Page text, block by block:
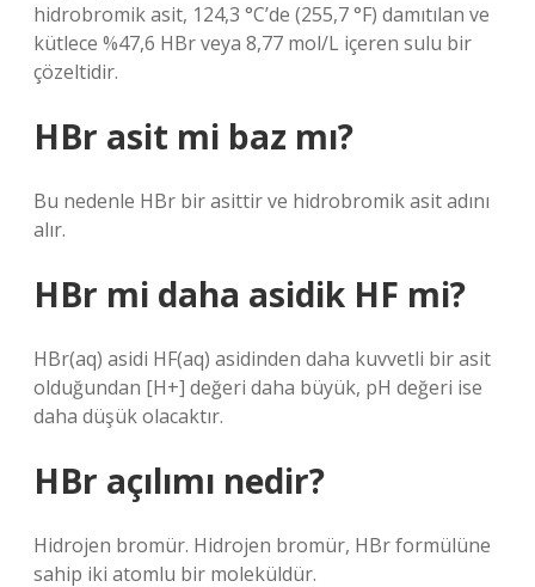
hidrobromik asit, 124,3 °C’de (255,7 °F) damıtılan ve
kütlece %47,6 HBr veya 8,77 mol/L içeren sulu bir
çözeltidir.
HBr asit mi baz mı?
Bu nedenle HBr bir asittir ve hidrobromik asit adını
alır.
HBr mi daha asidik HF mi?
HBr(aq)‍ asidi HF(aq)‍ asidinden daha kuvvetli bir asit
olduğundan [H+]‍ değeri daha büyük, pH‍ değeri ise
daha düşük olacaktır.
HBr açılımı nedir?
Hidrojen bromür. Hidrojen bromür, HBr formülüne
sahip iki atomlu bir moleküldür.